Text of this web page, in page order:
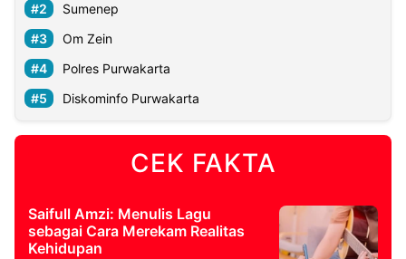
Sumenep
Om Zein
Polres Purwakarta
Diskominfo Purwakarta
CEK FAKTA
Saifull Amzi: Menulis Lagu
sebagai Cara Merekam Realitas
Kehidupan